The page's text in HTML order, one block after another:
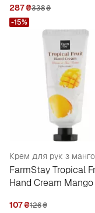
287₴338₴
FarmStay Tropical
Hand Cream Mango
107₴126₴
-15%